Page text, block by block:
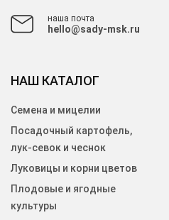
наша почта
hello@sady-msk.ru
НАШ КАТАЛОГ
Семена и мицелии
Посадочный картофель,
лук-севок и чеснок
Луковицы и корни цветов
Плодовые и ягодные
культуры